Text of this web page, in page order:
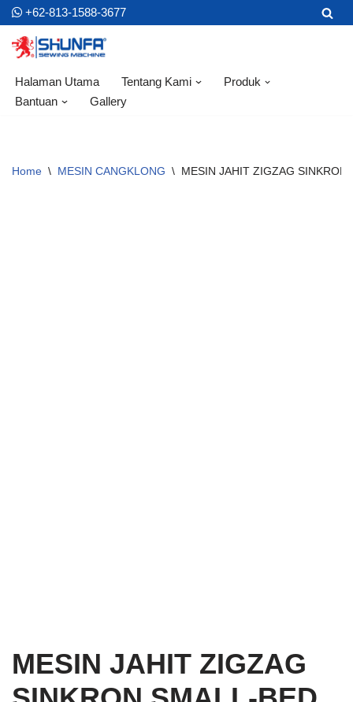
Skip
to
content
+62-813-1588-3677
Halaman Utama Tentang Kami
Produk
Bantuan
Gallery
Home \ MESIN CANGKLONG \ MESIN JAHIT ZIGZAG SINKRON
MESIN JAHIT ZIGZAG